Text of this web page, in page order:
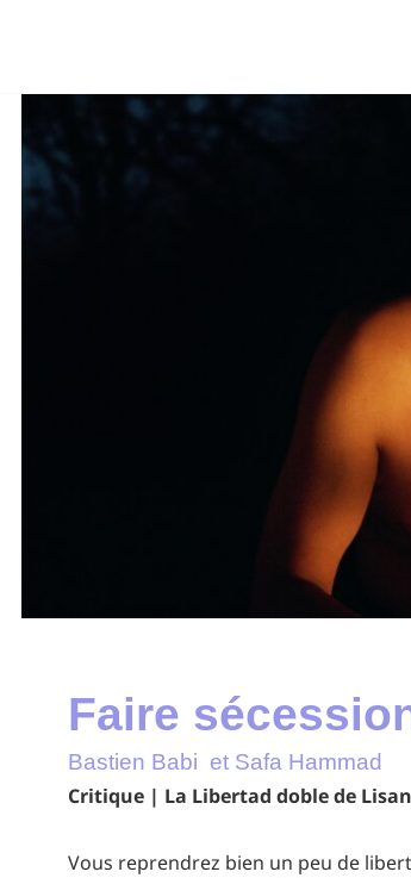
Faire
Bastien Babi et Safa Hammad
Critique | La Libertad doble de
Vous reprendrez bien un peu de